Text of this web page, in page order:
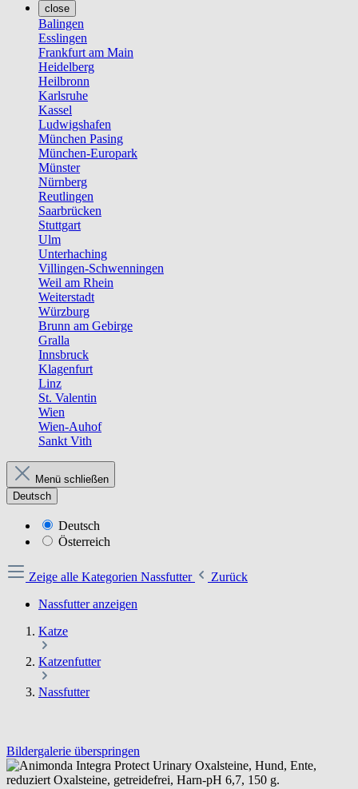
close
Balingen
Esslingen
Frankfurt am Main
Heidelberg
Heilbronn
Karlsruhe
Kassel
Ludwigshafen
München Pasing
München-Europark
Münster
Nürnberg
Reutlingen
Saarbrücken
Stuttgart
Ulm
Unterhaching
Villingen-Schwenningen
Weil am Rhein
Weiterstadt
Würzburg
Brunn am Gebirge
Gralla
Innsbruck
Klagenfurt
Linz
St. Valentin
Wien
Wien-Auhof
Sankt Vith
Menü schließen
Deutsch
Deutsch
Österreich
Zeige alle Kategorien Nassfutter
Zurück
Nassfutter anzeigen
Katze
Katzenfutter
Nassfutter
Bildergalerie überspringen